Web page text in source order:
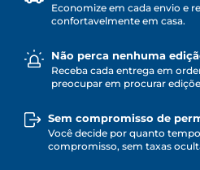
Economize em cada envio e
confortavelmente em casa.
Não perca nenhuma
Receba cada entrega em
preocupar em procurar
Sem compromisso de
Você decide por quanto
compromisso, sem taxas